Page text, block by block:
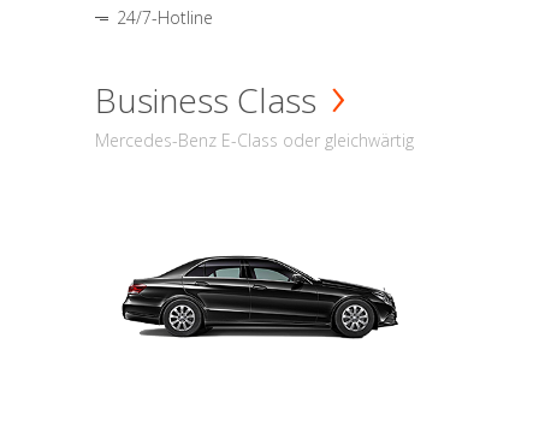
24/7-Hotline
Business Class
Mercedes-Benz E-Class oder gleichwärtig